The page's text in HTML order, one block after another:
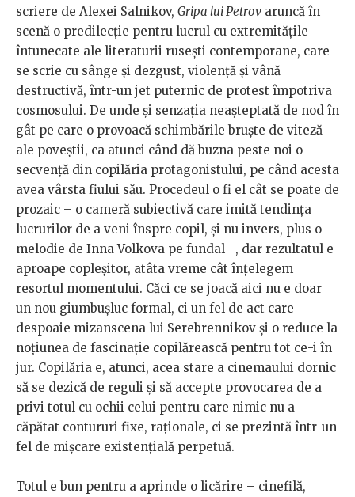
scriere de Alexei Salnikov, Gripa lui Petrov aruncă în
scenă o predilecție pentru lucrul cu extremitățile
întunecate ale literaturii rusești contemporane, care
se scrie cu sânge și dezgust, violență și vână
destructivă, într-un jet puternic de protest împotriva
cosmosului. De unde și senzația neașteptată de nod în
gât pe care o provoacă schimbările bruște de viteză
ale poveștii, ca atunci când dă buzna peste noi o
secvență din copilăria protagonistului, pe când acesta
avea vârsta fiului său. Procedeul o fi el cât se poate de
prozaic – o cameră subiectivă care imită tendința
lucrurilor de a veni înspre copil, și nu invers, plus o
melodie de Inna Volkova pe fundal –, dar rezultatul e
aproape copleșitor, atâta vreme cât înțelegem
resortul momentului. Căci ce se joacă aici nu e doar
un nou giumbușluc formal, ci un fel de act care
despoaie mizanscena lui Serebrennikov și o reduce la
noțiunea de fascinație copilărească pentru tot ce-i în
jur. Copilăria e, atunci, acea stare a cinemaului dornic
să se dezică de reguli și să accepte provocarea de a
privi totul cu ochii celui pentru care nimic nu a
căpătat contururi fixe, raționale, ci se prezintă într-un
fel de mișcare existențială perpetuă.
Totul e bun pentru a aprinde o licărire – cinefilă,